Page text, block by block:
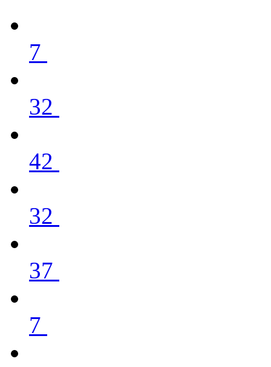
7
32
42
32
37
7